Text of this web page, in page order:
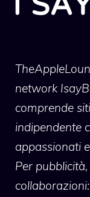
network
comprende
indipendente
appassionati
Per
collaborazioni: